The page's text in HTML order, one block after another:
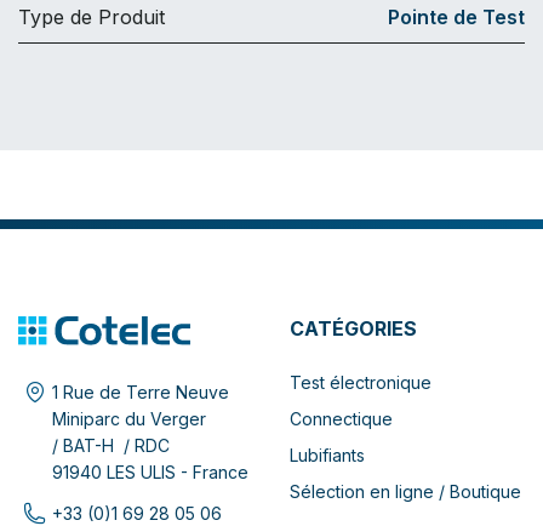
Type de Produit Pointe de Test
1 Rue de Terre Neuve
Miniparc du Verger
/ BAT-H / RDC
91940 LES ULIS - France
+33 (0)1 69 28 05 06
CATÉGORIES
Test électronique
Connectique
Lubifiants
Sélection en ligne / Boutique